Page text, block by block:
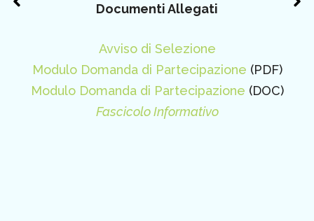
Documenti Allegati
Avviso di Selezione
Modulo Domanda di Partecipazione (PDF)
Modulo Domanda di Partecipazione (DOC)
Fascicolo Informativo